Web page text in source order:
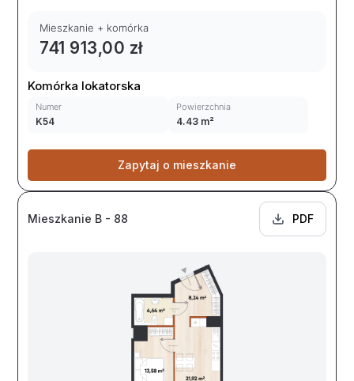
Mieszkanie + komórka
741 913,00 zł
Komórka lokatorska
Numer
K54
Powierzchnia
4.43 m²
Zapytaj o mieszkanie
Mieszkanie B - 88 PDF